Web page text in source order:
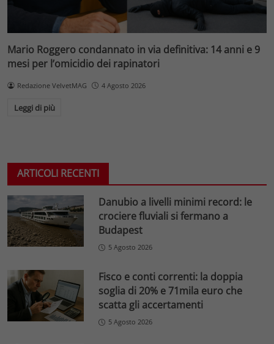
Mario Roggero condannato in via definitiva: 14 anni e 9
mesi per l’omicidio dei rapinatori
Redazione VelvetMAG 4 Agosto 2026
Leggi di più
ARTICOLI RECENTI
Danubio a livelli minimi record: le
crociere fluviali si fermano a
Budapest
5 Agosto 2026
Fisco e conti correnti: la doppia
soglia di 20% e 71mila euro che
scatta gli accertamenti
5 Agosto 2026